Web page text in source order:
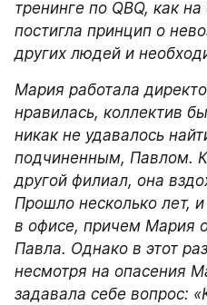
тренинге по QBQ, как
постигла принцип о
других людей и
Мария работала
нравилась, коллектив
никак не удавалось
подчиненным, Павлом.
другой филиал, она
Прошло несколько лет,
в офисе, причем Мария
Павла. Однако в этот
несмотря на опасения
задавала себе вопрос: